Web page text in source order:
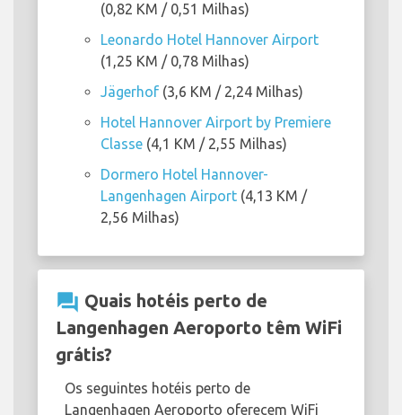
(0,82 KM / 0,51 Milhas)
Leonardo Hotel Hannover Airport
(1,25 KM / 0,78 Milhas)
Jägerhof (3,6 KM / 2,24 Milhas)
Hotel Hannover Airport by Premiere
Classe (4,1 KM / 2,55 Milhas)
Dormero Hotel Hannover-
Langenhagen Airport (4,13 KM /
2,56 Milhas)
question_answer Quais hotéis perto de
Langenhagen Aeroporto têm WiFi
grátis?
Os seguintes hotéis perto de
Langenhagen Aeroporto oferecem WiFi